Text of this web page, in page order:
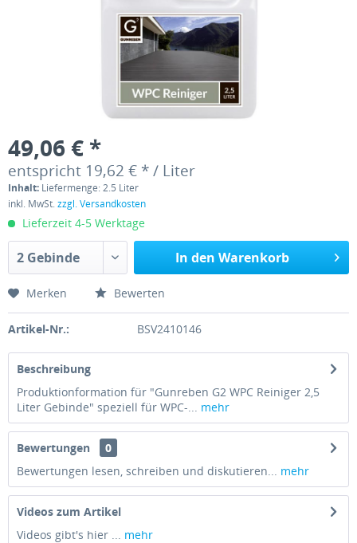
49,06 € *
entspricht 19,62 € * / Liter
Inhalt: Liefermenge: 2.5 Liter
inkl. MwSt.zzgl. Versandkosten
Lieferzeit 4-5 Werktage
In den Warenkorb
Merken Bewerten
Artikel-Nr.: BSV2410146
Beschreibung
Produktionformation für "Gunreben G2 WPC Reiniger 2,5
Liter Gebinde" speziell für WPC-... mehr
Bewertungen
0
Bewertungen lesen, schreiben und diskutieren... mehr
Videos zum Artikel
Videos gibt's hier ... mehr